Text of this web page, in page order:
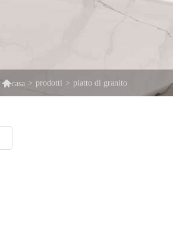
casa > prodotti > piatto di granito